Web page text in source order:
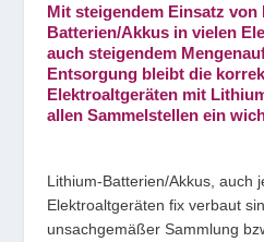
Mit steigendem Einsatz von
Batterien/Akkus in vielen
auch steigendem
Entsorgung bleibt die
Elektroaltgeräten mit
allen Sammelstellen ein
Lithium-Batterien/Akkus, auch
Elektroaltgeräten fix verbaut
unsachgemäßer Sammlung